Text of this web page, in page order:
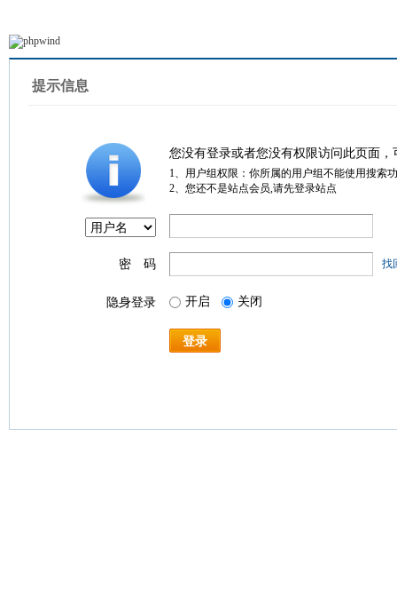
提示信息
您没有登录或者您没有权限访问此页面
1、用户组权限：你所属的用户组不能使用搜索
2、您还不是站点会员,请先登录站点
密 码 找
隐身登录 开启 关闭
登录